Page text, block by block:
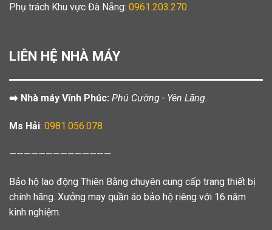
Phụ trách Khu vực Đà Nẵng: 0961.203.270
LIÊN HỆ NHÀ MÁY
➡️ Nhà máy Vĩnh Phúc: Phú Cường - Yên Lãng.
Ms Hải: 0981.056.078
——————————————
Bảo hộ lao động Thiên Bằng chuyên cung cấp trang thiết bị
chính hãng. Xưởng may quần áo bảo hộ riêng với 16 năm
kinh nghiệm.